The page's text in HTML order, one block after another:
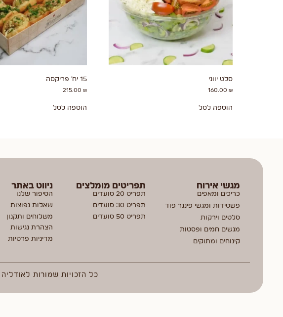
סלט יווני
160.00 ₪
הוספה לסל
15 יח' פריקסה
215.00₪
הוספה לסל
מגשי אירוח
כריכים ומאפים
פשטידות ומגשי פינגר פוד
סלטים וירקות
מגשים חמים ופסטות
קינוחים ומתוקים
תפריטים מומלצים
תפריט 20 סועדים
תפריט 30 סועדים
תפריט 50 סועדים
ניווט באתר
הסיפור שלנו
שאלות נפוצות
משלוחים ותקנון
הצהרת נגישות
מדיניות פרטיות
כל הזכויות שמורות לאודליה